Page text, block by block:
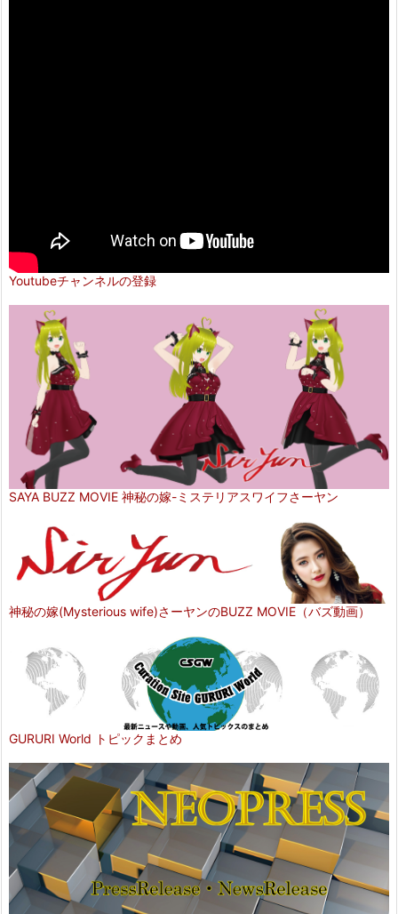
Youtubeチャンネルの登録
SAYA BUZZ MOVIE 神秘の嫁-ミステリアスワイフさーヤン
神秘の嫁(Mysterious wife)さーヤンのBUZZ MOVIE（バズ動画）
GURURI World トピックまとめ